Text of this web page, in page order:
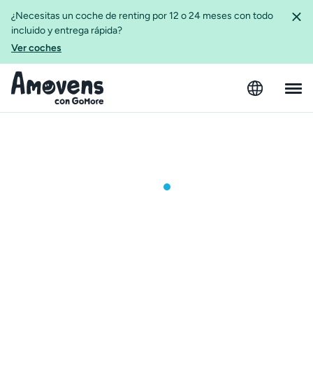
¿Necesitas un coche de renting por 12 o 24 meses con todo
incluido y entrega rápida?
Ver coches